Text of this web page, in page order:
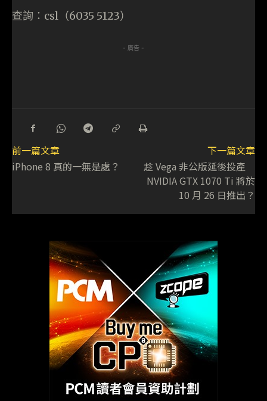
查詢：csl（6035 5123）
- 廣告 -
前一篇文章
iPhone 8 真的一無是處？
下一篇文章
趁 Vega 非公版延後投產
NVIDIA GTX 1070 Ti 將於
10 月 26 日推出？